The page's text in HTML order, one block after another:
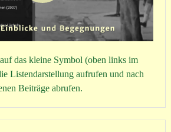
das kleine Symbol (oben links im
Listendarstellung aufrufen und nach
Beiträge abrufen.